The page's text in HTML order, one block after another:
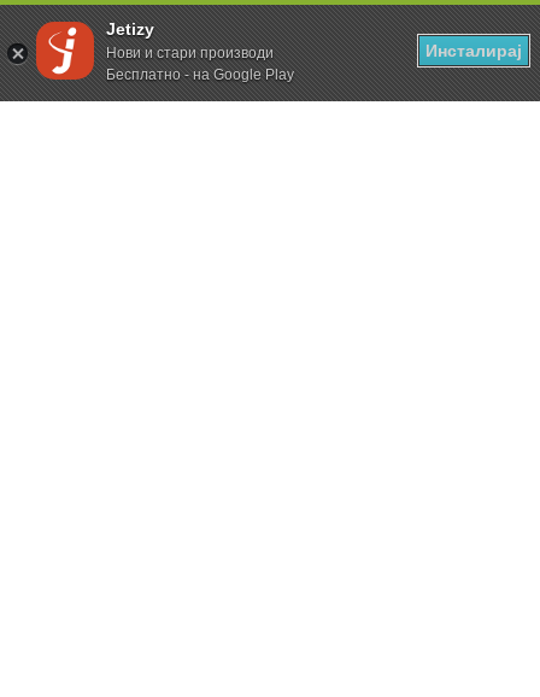
Jetizy
Нови и стари производи
Бесплатно - на Google Play
Инсталирај